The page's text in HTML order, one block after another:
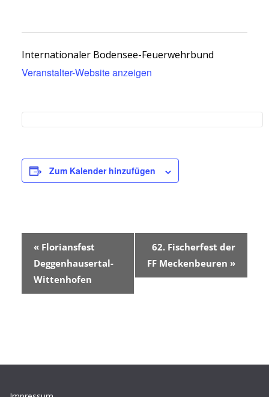
Internationaler Bodensee-Feuerwehrbund
Veranstalter-Website anzeigen
Zum Kalender hinzufügen
r
s
« Floriansfest
Deggenhausertal-
Wittenhofen
62. Fischerfest der
FF Meckenbeuren »